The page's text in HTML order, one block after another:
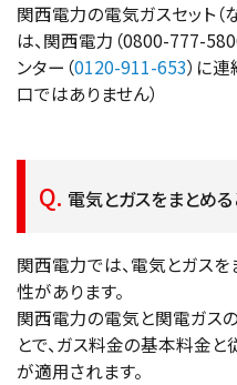
関西電力の電気ガスセット（
は、関西電力（0800-777-
ンター（0120-911-653）に
口ではありません）
電気とガスをまとめ
関西電力では、電気とガス
性があります。
関西電力の電気と関電ガスの
とで、ガス料金の基本料金
が適用されます。